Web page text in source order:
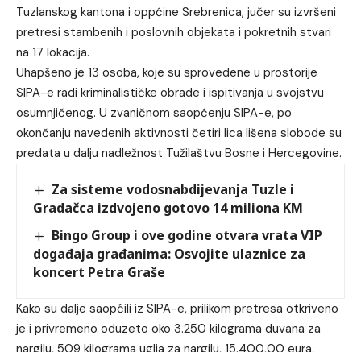
Tuzlanskog kantona i oppćine Srebrenica, jučer su izvršeni
pretresi stambenih i poslovnih objekata i pokretnih stvari
na 17 lokacija.
Uhapšeno je 13 osoba, koje su sprovedene u prostorije
SIPA-e radi kriminalističke obrade i ispitivanja u svojstvu
osumnjičenog. U zvaničnom saopćenju SIPA-e, po
okončanju navedenih aktivnosti četiri lica lišena slobode su
predata u dalju nadležnost Tužilaštvu Bosne i Hercegovine.
Za sisteme vodosnabdijevanja Tuzle i
Gradačca izdvojeno gotovo 14 miliona KM
Bingo Group i ove godine otvara vrata VIP
događaja građanima: Osvojite ulaznice za
koncert Petra Graše
Kako su dalje saopćili iz SIPA-e, prilikom pretresa otkriveno
je i privremeno oduzeto oko 3.250 kilograma duvana za
nargilu, 509 kilograma uglja za nargilu, 15.400,00 eura,